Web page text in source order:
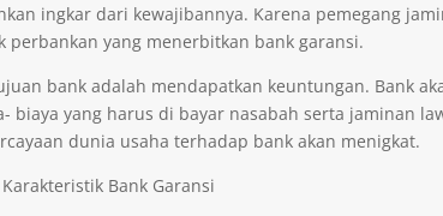
ingkar dari kewajibannya. Karena pemegang
perbankan yang menerbitkan bank garansi.
bank adalah mendapatkan keuntungan. Bank
biaya yang harus di bayar nasabah serta jaminan
dunia usaha terhadap bank akan menigkat.
Bank Garansi